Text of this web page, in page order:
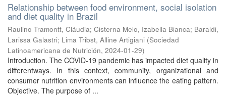
Relationship between food environment, social isolation
and diet quality in Brazil
Raulino Tramontt, Cláudia; Cisterna Melo, Izabella Bianca; Baraldi,
Larissa Galastri; Lima Tribst, Alline Artigiani (Sociedad
Latinoamericana de Nutrición, 2024-01-29)
Introduction. The COVID-19 pandemic has impacted diet quality in
differentways. In this context, community, organizational and
consumer nutrition environments can influence the eating pattern.
Objective. The purpose of ...